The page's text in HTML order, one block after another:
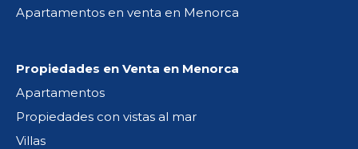
Apartamentos en venta en Menorca
Propiedades en Venta en Menorca
Apartamentos
Propiedades con vistas al mar
Villas